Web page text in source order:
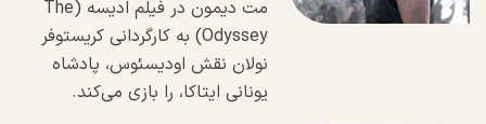
مت دیمون در فیلم ادیسه (The
Odyssey) به کارگردانی کریستوفر
نولان نقش اودیسئوس، پادشاه
یونانی ایتاکا، را بازی می‌کند.